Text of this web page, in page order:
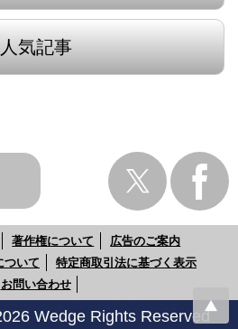
人気記事
著作権について
広告のご案内
ついて
特定商取引法に基づく表示
お問い合わせ
Wedge Rights Reserved